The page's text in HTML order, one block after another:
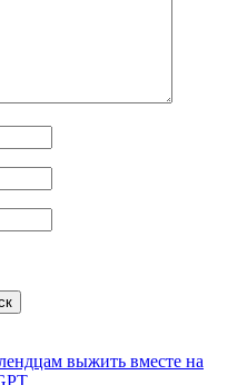
выжить вместе на